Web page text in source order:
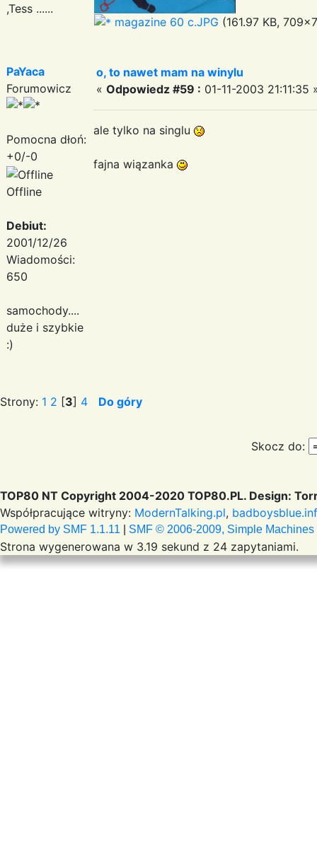
,Tess ......
magazine 60 c.JPG (161.97 KB,
PaYaca
Forumowicz
Pomocna dłoń:
+0/-0
Offline
Debiut:
2001/12/26
Wiadomości:
650
samochody....
duże i szybkie
:)
o, to nawet mam na winylu
« Odpowiedz #59 : 01-11-2003 21:11:35
ale tylko na singlu
fajna wiązanka
Strony: 1 2 [3] 4 Do góry
Skocz do:
TOP80 NT Copyright 2004-2020 TOP80.PL. Design:
Współpracujące witryny: ModernTalking.pl,
Powered by SMF 1.1.11 SMF © 2006-2009, Simple Machines
Strona wygenerowana w 3.19 sekund z 24 zapytaniami.